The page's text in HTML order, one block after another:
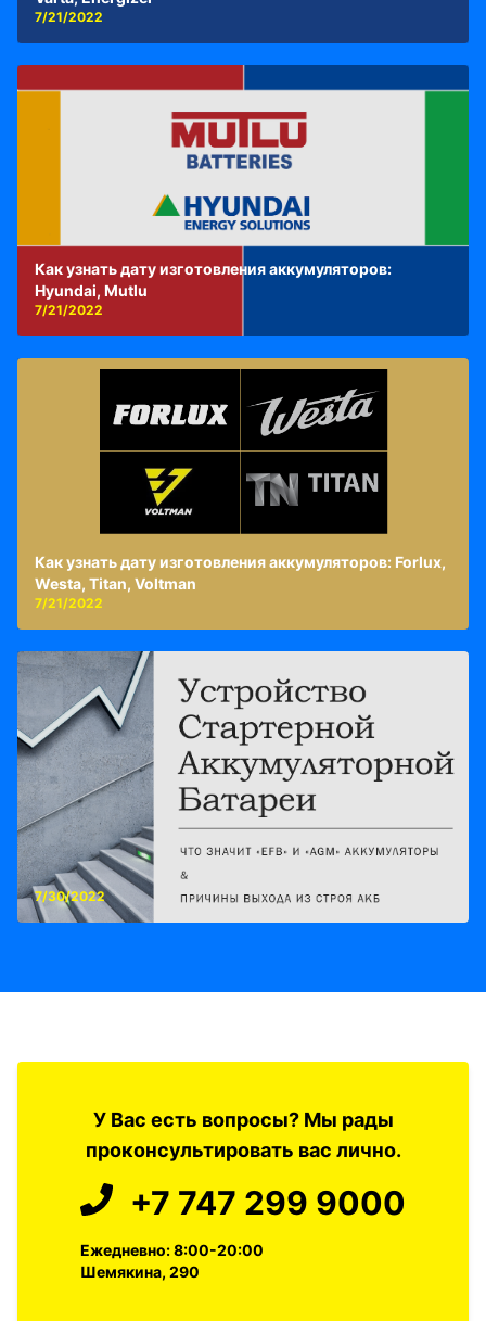
7/21/2022
Как узнать дату изготовления аккумуляторов:
Hyundai, Mutlu
7/21/2022
Как узнать дату изготовления аккумуляторов: Forlux,
Westa, Titan, Voltman
7/21/2022
7/30/2022
У Вас есть вопросы? Мы рады
проконсультировать вас лично.
+7 747 299 9000
Ежедневно: 8:00-20:00
Шемякина, 290